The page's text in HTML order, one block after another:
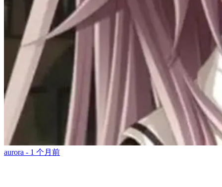
aurora - 1 个月前